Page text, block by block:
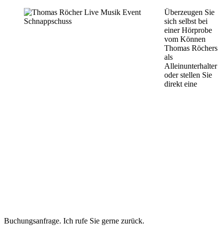
Überzeugen Sie
sich selbst bei
einer Hörprobe
vom Können
Thomas Röchers
als
Alleinunterhalter
oder stellen Sie
direkt eine
Buchungsanfrage. Ich rufe Sie gerne zurück.